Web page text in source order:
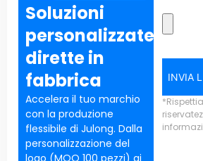
INVIA
Soluzioni
personalizzate
dirette in
fabbrica
Accelera il tuo marchio
con la produzione
flessibile di Julong. Dalla
personalizzazione del